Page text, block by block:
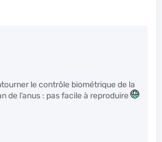
le contrôle biométrique de la
de l’anus : pas facile à reproduire